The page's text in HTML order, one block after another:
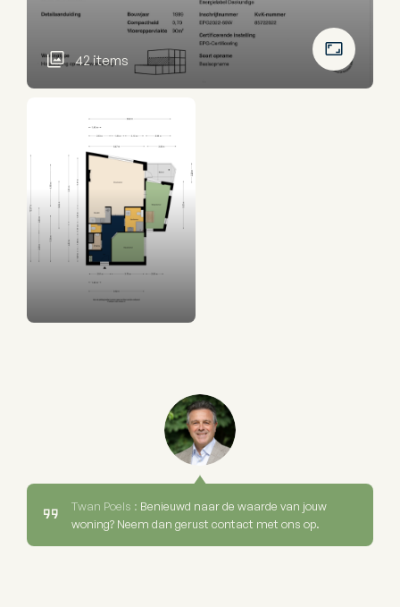
42 items
Twan Poels : Benieuwd naar de waarde van jouw
woning? Neem dan gerust contact met ons op.